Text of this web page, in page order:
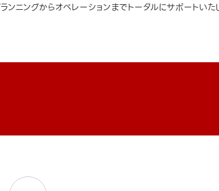
ニングからオペレーションまでトータルにサポートいた